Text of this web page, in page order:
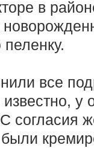
в
все
у
согласия